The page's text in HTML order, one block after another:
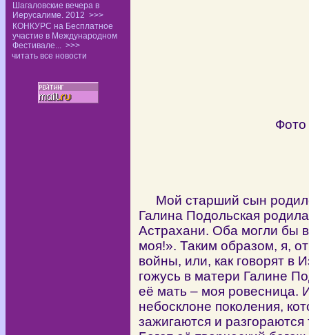
Шагаловские вечера в
Иерусалиме. 2012 >>>
КОНКУРС на Бесплатное
участие в Международном
Фестивале... >>>
читать все новости
Мой старший сын
Галина Подольская
Астрахани. Оба могли бы
моя!». Таким образом, я,
войны, или, как говорят в
гожусь в матери Галине
её мать – моя ровесница.
небосклоне поколения,
зажигаются и разгораются